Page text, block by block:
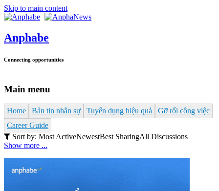
Skip to main content
Anphabe
Connecting opportunities
Main menu
Home Bản tin nhân sự Tuyển dụng hiệu quả
Gỡ rối công việc
Career Guide
Sort by: Most ActiveNewestBest SharingAll Discussions
Show more ...